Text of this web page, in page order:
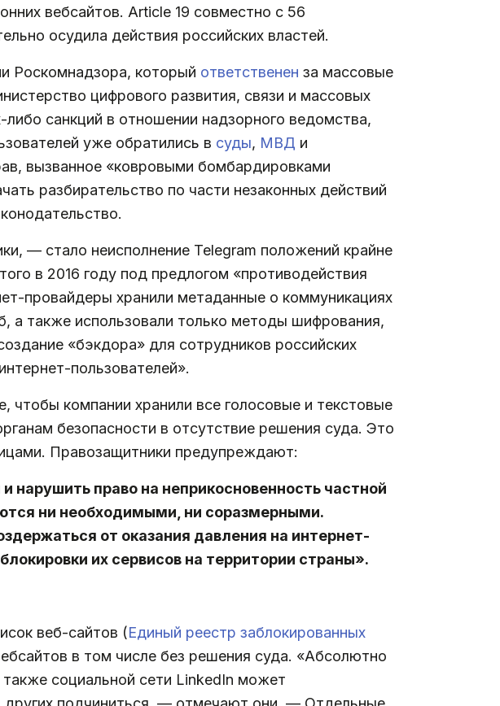
вебсайтов. Article 19 совместно с 56
осудила действия российских властей.
Роскомнадзора, который ответственен за массовые
цифрового развития, связи и массовых
либо санкций в отношении надзорного ведомства,
уже обратились в суды, МВД и
вызванное «ковровыми бомбардировками
разбирательство по части незаконных действий
— стало неисполнение Telegram положений крайне
в 2016 году под предлогом «противодействия
провайдеры хранили метаданные о коммуникациях
а также использовали только методы шифрования,
«бэкдора» для сотрудников российских
пользователей».
чтобы компании хранили все голосовые и текстовые
безопасности в отсутствие решения суда. Это
Правозащитники предупреждают:
нарушить право на неприкосновенность частной
ни необходимыми, ни соразмерными.
от оказания давления на интернет-
их сервисов на территории страны».
веб-сайтов (Единый реестр заблокированных
в том числе без решения суда. «Абсолютно
социальной сети LinkedIn может